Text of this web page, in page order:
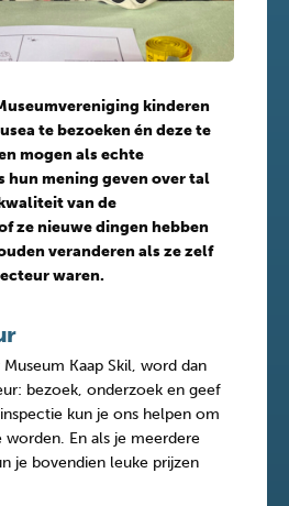
kinderen
te bezoeken én deze te
mogen als echte
hun mening geven over tal
van de
ze nieuwe dingen hebben
veranderen als ze zelf
waren.
Kaap Skil, word dan
bezoek, onderzoek en geef
kun je ons helpen om
En als je meerdere
je bovendien leuke prijzen